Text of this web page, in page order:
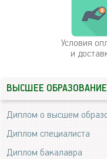
Условия
и
ВЫСШЕЕ ОБРАЗОВАНИЕ
Диплом о высшем
Диплом специалиста
Диплом бакалавра